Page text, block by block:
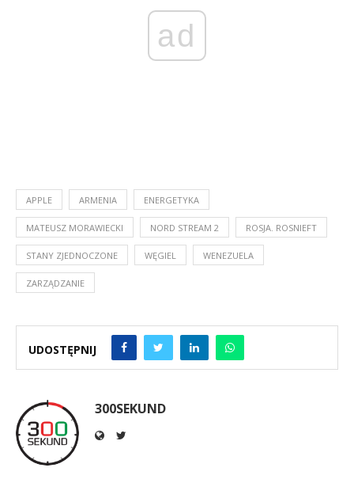
ad
APPLE ARMENIA ENERGETYKA
MATEUSZ MORAWIECKI NORD STREAM 2 ROSJA. ROSNIEFT
STANY ZJEDNOCZONE WĘGIEL WENEZUELA
ZARZĄDZANIE
UDOSTĘPNIJ
300SEKUND